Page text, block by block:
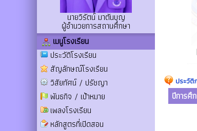
นายวิรัตน์ มาตันบุญ
ผู้อำนวยการสถานศึกษา
เมนูโรงเรียน
ประวัติโรงเรียน
สัญลักษณ์โรงเรียน
วิสัยทัศน์ / ปรัชญา
พันธกิจ / เป้าหมาย
เพลงโรงเรียน
หลักสูตรที่เปิดสอน
ประวัติ
ปีการศึ